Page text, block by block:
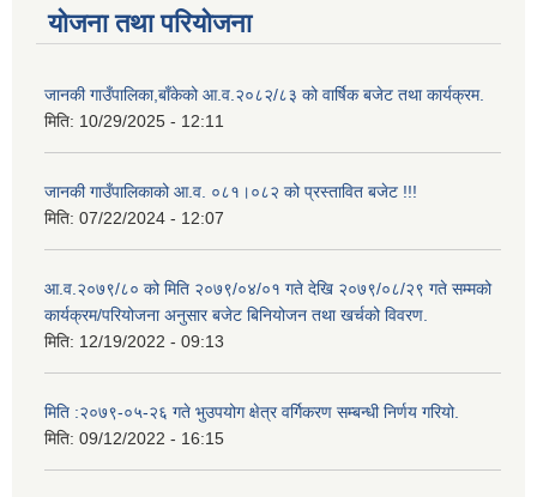
योजना तथा परियोजना
जानकी गाउँपालिका,बाँकेको आ.व.२०८२/८३ को वार्षिक बजेट तथा कार्यक्रम.
मिति: 10/29/2025 - 12:11
जानकी गाउँपालिकाको आ.व. ०८१।०८२ को प्रस्तावित बजेट !!!
मिति: 07/22/2024 - 12:07
आ.व.२०७९/८० को मिति २०७९/०४/०१ गते देखि २०७९/०८/२९ गते सम्मको
कार्यक्रम/परियोजना अनुसार बजेट बिनियोजन तथा खर्चको विवरण.
मिति: 12/19/2022 - 09:13
मिति :२०७९-०५-२६ गते भुउपयोग क्षेत्र वर्गिकरण सम्बन्धी निर्णय गरियो.
मिति: 09/12/2022 - 16:15